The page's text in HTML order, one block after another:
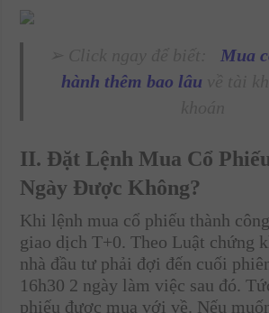
Mua
hành thêm bao lâu
II. Đặt Lệnh Mua Cổ
Ngày Được Không?
Khi lệnh mua cổ phiếu thành
giao dịch T+0. Theo Luật chứng
nhà đầu tư phải đợi đến cuối
16h30 2 ngày làm việc sau đó.
phiếu được mua với về. Nếu